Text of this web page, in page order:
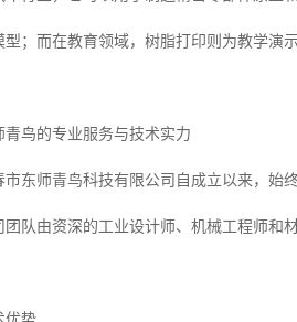
型；而在教育领域，树脂打印则为教学演
青鸟的专业服务与技术实力
市东师青鸟科技有限公司自成立以来，始
团队由资深的工业设计师、机械工程师和
优势